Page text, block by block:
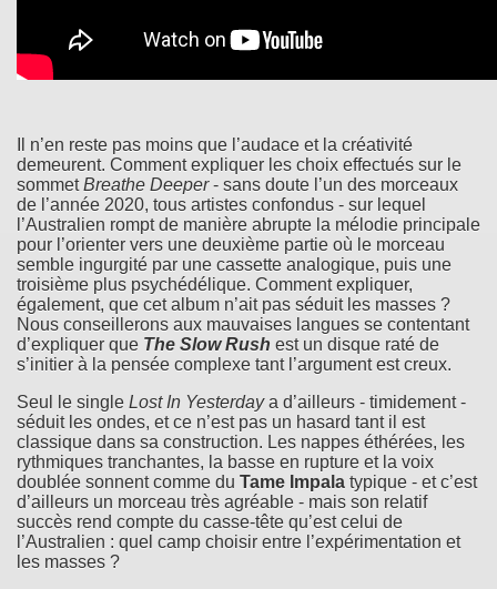
Il n’en reste pas moins que l’audace et la créativité
demeurent. Comment expliquer les choix effectués sur le
sommetBreathe Deeper- sans doute l’un des morceaux
de l’année 2020, tous artistes confondus - sur lequel
l’Australien rompt de manière abrupte la mélodie principale
pour l’orienter vers une deuxième partie où le morceau
semble ingurgité par une cassette analogique, puis une
troisième plus psychédélique. Comment expliquer,
également, que cet album n’ait pas séduit les masses ?
Nous conseillerons aux mauvaises langues se contentant
d’expliquer que The Slow Rush est un disque raté de
s’initier à la pensée complexe tant l’argument est creux.
Seul le single Lost In Yesterdaya d’ailleurs - timidement -
séduit les ondes, et ce n’est pas un hasard tant il est
classique dans sa construction. Les nappes éthérées, les
rythmiques tranchantes, la basse en rupture et la voix
doublée sonnent comme du Tame Impala typique - et c’est
d’ailleurs un morceau très agréable - mais son relatif
succès rend compte du casse-tête qu’est celui de
l’Australien : quel camp choisir entre l’expérimentation et
les masses ?